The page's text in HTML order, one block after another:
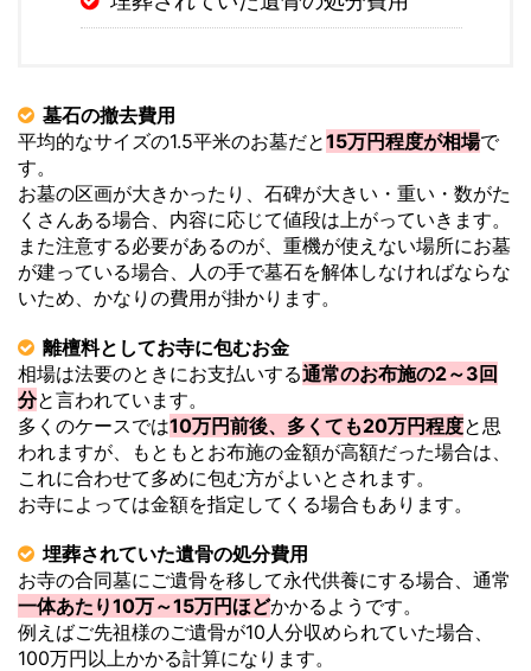
墓石の撤去費用
平均的なサイズの1.5平米のお墓だと15万円程度が相場で
す。
お墓の区画が大きかったり、石碑が大きい・重い・数がた
くさんある場合、内容に応じて値段は上がっていきます。
また注意する必要があるのが、重機が使えない場所にお墓
が建っている場合、人の手で墓石を解体しなければならな
いため、かなりの費用が掛かります。
離檀料としてお寺に包むお金
相場は法要のときにお支払いする通常のお布施の2～3回
分と言われています。
多くのケースでは10万円前後、多くても20万円程度と思
われますが、もともとお布施の金額が高額だった場合は、
これに合わせて多めに包む方がよいとされます。
お寺によっては金額を指定してくる場合もあります。
埋葬されていた遺骨の処分費用
お寺の合同墓にご遺骨を移して永代供養にする場合、通常
一体あたり10万～15万円ほどかかるようです。
例えばご先祖様のご遺骨が10人分収められていた場合、
100万円以上かかる計算になります。